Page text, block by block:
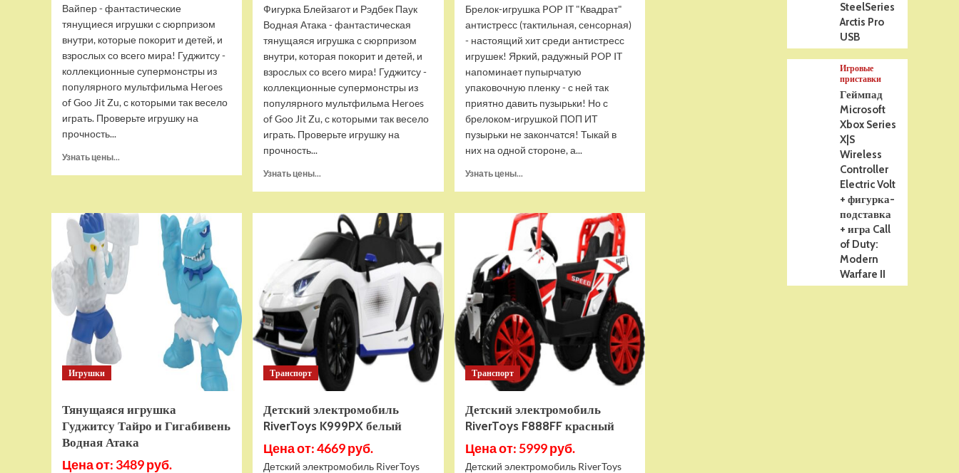
Вайпер - фантастические
тянущиеся игрушки с сюрпризом
внутри, которые покорит и детей, и
взрослых со всего мира! Гуджитсу -
коллекционные супермонстры из
популярного мультфильма Heroes
of Goo Jit Zu, с которыми так весело
играть. Проверьте игрушку на
прочность...
Узнать цены...
Гуджитсу
Вайпер
Фигурка Блейзагот и Рэдбек Паук
Водная Атака - фантастическая
тянущаяся игрушка с сюрпризом
внутри, которая покорит и детей, и
взрослых со всего мира! Гуджитсу -
коллекционные супермонстры из
популярного мультфильма Heroes
of Goo Jit Zu, с которыми так весело
играть. Проверьте игрушку на
прочность...
Узнать цены...
Тянущаяся
игрушка
Гуджитсу
Блейзагот
Рэдбек
Паук
Водная
Атака
Брелок-игрушка POP IT "Квадрат"
антистресс (тактильная, сенсорная)
- настоящий хит среди антистресс
игрушек! Яркий, радужный POP IT
напоминает пупырчатую
упаковочную пленку - с ней так
приятно давить пузырьки! Но с
брелоком-игрушкой ПОП ИТ
пузырьки не закончатся! Тыкай в
них на одной стороне, а...
Узнать цены...
Брелок-
игрушка
POP
IT
Квадрат
антистресс
(тактильная,
сенсорная)
Игрушки
Тянущаяся игрушка
Гуджитсу Тайро и Гигабивень
Водная Атака
Цена от: 3489 руб.
Транспорт
Детский электромобиль
RiverToys K999PX белый
Цена от: 4669 руб.
Детский электромобиль RiverToys
Транспорт
Детский электромобиль
RiverToys F888FF красный
Цена от: 5999 руб.
Детский электромобиль RiverToys
SteelSeries
Arctis Pro
USB
Игровые
приставки
Геймпад
Microsoft
Xbox Series
X|S
Wireless
Controller
Electric Volt
+ фигурка-
подставка
+ игра Call
of Duty:
Modern
Warfare II